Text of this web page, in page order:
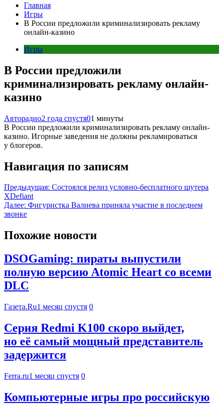
Главная
Игры
В России предложили криминализировать рекламу
онлайн-казино
Игры
В России предложили
криминализировать рекламу онлайн-
казино
Авторадио2 года спустя01 минуты
В России предложили криминализировать рекламу онлайн-
казино. Игорные заведения не должны рекламироваться
у блогеров.
Навигация по записям
Предыдущая: Состоялся релиз условно-бесплатного шутера
XDefiant
Далее: Фигуристка Валиева приняла участие в последнем
звонке
Похожие новости
DSOGaming: пираты выпустили
полную версию Atomic Heart со всеми
DLC
Газета.Ru1 месяц спустя 0
Серия Redmi K100 скоро выйдет,
но её самый мощный представитель
задержится
Ferra.ru1 месяц спустя 0
Компьютерные игры про российскую